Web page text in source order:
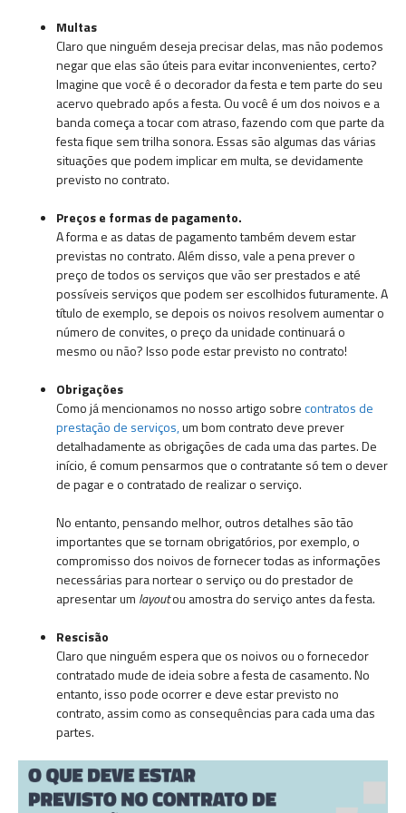
Multas
Claro que ninguém deseja precisar delas, mas não podemos
negar que elas são úteis para evitar inconvenientes, certo?
Imagine que você é o decorador da festa e tem parte do seu
acervo quebrado após a festa. Ou você é um dos noivos e a
banda começa a tocar com atraso, fazendo com que parte da
festa fique sem trilha sonora. Essas são algumas das várias
situações que podem implicar em multa, se devidamente
previsto no contrato.
Preços e formas de pagamento.
A forma e as datas de pagamento também devem estar
previstas no contrato. Além disso, vale a pena prever o
preço de todos os serviços que vão ser prestados e até
possíveis serviços que podem ser escolhidos futuramente. A
título de exemplo, se depois os noivos resolvem aumentar o
número de convites, o preço da unidade continuará o
mesmo ou não? Isso pode estar previsto no contrato!
Obrigações
Como já mencionamos no nosso artigo sobrecontratos de
prestação de serviços,um bom contrato deve prever
detalhadamente as obrigações de cada uma das partes. De
início, é comum pensarmos que o contratante só tem o dever
de pagar e o contratado de realizar o serviço.
No entanto, pensando melhor, outros detalhes são tão
importantes que se tornam obrigatórios, por exemplo, o
compromisso dos noivos de fornecer todas as informações
necessárias para nortear o serviço ou do prestador de
apresentar um layoutou amostra do serviço antes da festa.
Rescisão
Claro que ninguém espera que os noivos ou o fornecedor
contratado mude de ideia sobre a festa de casamento. No
entanto, isso pode ocorrer e deve estar previsto no
contrato, assim como as consequências para cada uma das
partes.